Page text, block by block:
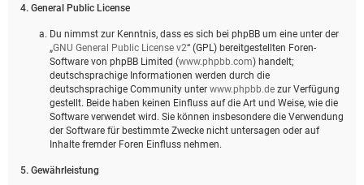
4. General Public License
Du nimmst zur Kenntnis, dass es sich bei phpBB um eine unter der
„GNU General Public License v2“ (GPL) bereitgestellten Foren-
Software von phpBB Limited (www.phpbb.com) handelt;
deutschsprachige Informationen werden durch die
deutschsprachige Community unter www.phpbb.de zur Verfügung
gestellt. Beide haben keinen Einfluss auf die Art und Weise, wie die
Software verwendet wird. Sie können insbesondere die Verwendung
der Software für bestimmte Zwecke nicht untersagen oder auf
Inhalte fremder Foren Einfluss nehmen.
5. Gewährleistung